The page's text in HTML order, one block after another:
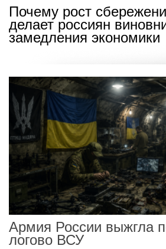
Почему рост
делает россиян
замедления экономики
Армия России выжгла
логово ВСУ